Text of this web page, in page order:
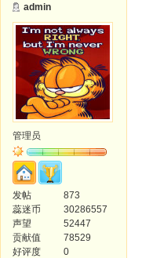
admin
管理员
发帖
873
蕊迷币
30286557
声望
52447
贡献值
78529
好评度
0